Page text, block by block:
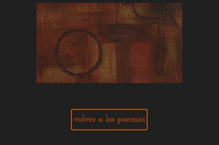
volver a los poemas